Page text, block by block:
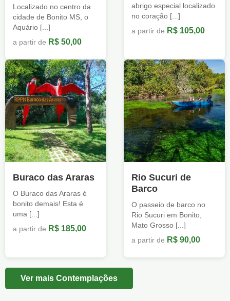
Localizado no centro da
cidade de Bonito MS, o
Aquário [...]
a partir de R$ 50,00
abrigo especial localizado
no coração [...]
a partir de R$ 105,00
Buraco das Araras
O Buraco das Araras é
bonito demais! Esta é
uma [...]
a partir de R$ 185,00
Rio Sucuri de
Barco
O passeio de barco no
Rio Sucuri em Bonito,
Mato Grosso [...]
a partir de R$ 90,00
Ver mais Contemplações